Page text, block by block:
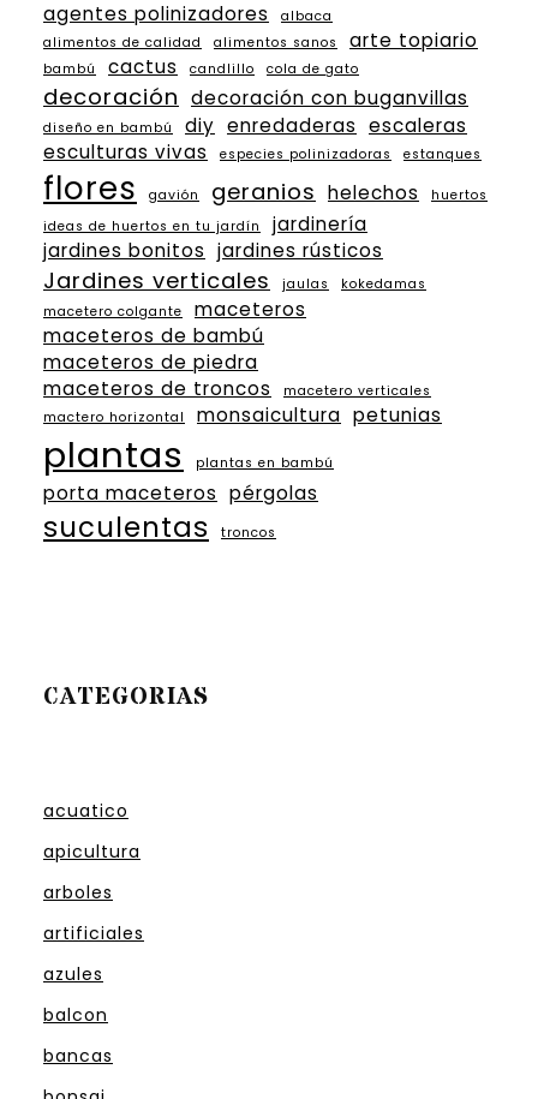
agentes polinizadores
albaca
alimentos de calidad
alimentos sanos arte topiario
bambú cactus candlillo cola de gato
decoración decoración con buganvillas
diseño en bambú diy enredaderas escaleras
esculturas vivas
especies polinizadoras estanques
flores gavión geranios helechos
huertos
ideas de huertos en tu jardín
jardinería
jardines bonitos jardines rústicos
Jardines verticales jaulas
kokedamas
macetero colgante
maceteros
maceteros de bambú
maceteros de piedra
maceteros de troncos
macetero verticales
mactero horizontal
monsaicultura petunias
plantas plantas en bambú
porta maceteros pérgolas
suculentas troncos
CATEGORIAS
acuatico
apicultura
arboles
artificiales
azules
balcon
bancas